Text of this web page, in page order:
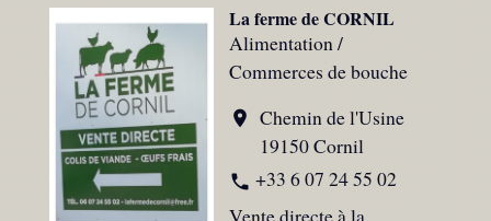
La ferme de CORNIL
Alimentation /
Commerces de bouche
location_on Chemin de l'Usine
19150 Cornil
phone +33 6 07 24 55 02
Vente directe à la